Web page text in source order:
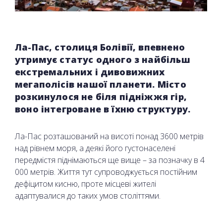
Ла-Пас, столиця Болівії, впевнено
утримує статус одного з найбільш
екстремальних і дивовижних
мегаполісів нашої планети. Місто
розкинулося не біля підніжжя гір,
воно інтегроване в їхню структуру.
Ла-Пас розташований на висоті понад 3600 метрів
над рівнем моря, а деякі його густонаселені
передмістя піднімаються ще вище – за позначку в 4
000 метрів. Життя тут супроводжується постійним
дефіцитом кисню, проте місцеві жителі
адаптувалися до таких умов століттями.